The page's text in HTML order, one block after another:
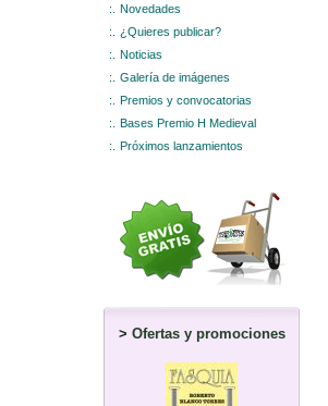
:.
Novedades
:.
¿Quieres publicar?
:.
Noticias
:.
Galería de imágenes
:.
Premios y convocatorias
:.
Bases Premio H Medieval
:.
Próximos lanzamientos
> Ofertas y promociones